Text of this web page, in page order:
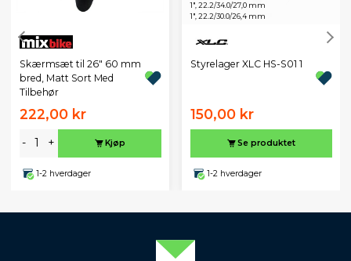
Skærmsæt til 26" 60 mm
bred, Matt Sort Med
Tilbehør
222,00 kr
- + Kjøp
1-2 hverdager
1", 22.2/34.0/27,0 mm
1", 22.2/30.0/26,4 mm
Styrelager XLC HS-S01 1
150,00 kr
Se produktet
1-2 hverdager